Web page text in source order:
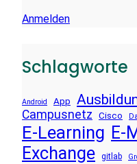
Anmelden
Schlagworte
Android App
Campusnetz Cisco
E-Learning E-
Exchange gitlab